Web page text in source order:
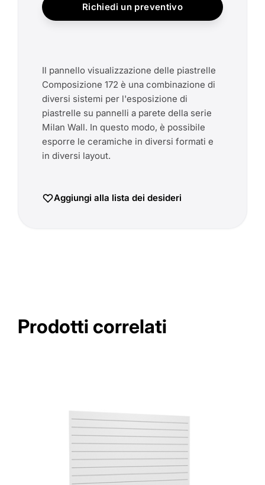
Richiedi un preventivo
Il pannello visualizzazione delle piastrelle
Composizione 172 è una combinazione di
diversi sistemi per l'esposizione di
piastrelle su pannelli a parete della serie
Milan Wall. In questo modo, è possibile
esporre le ceramiche in diversi formati e
in diversi layout.
Aggiungi alla lista dei desideri
Prodotti correlati